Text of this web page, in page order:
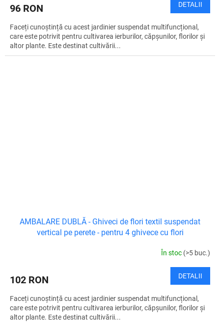
96 RON DETALII
Faceți cunoștință cu acest jardinier suspendat multifuncțional,
care este potrivit pentru cultivarea ierburilor, căpșunilor, florilor și
altor plante. Este destinat cultivării...
AMBALARE DUBLĂ - Ghiveci de flori textil suspendat
vertical pe perete - pentru 4 ghivece cu flori
În stoc (>5 buc.)
102 RON DETALII
Faceți cunoștință cu acest jardinier suspendat multifuncțional,
care este potrivit pentru cultivarea ierburilor, căpșunilor, florilor și
altor plante. Este destinat cultivării...